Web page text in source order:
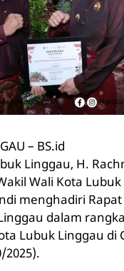
– BS.id
Linggau, H.
Wali Kota
menghadiri
dalam
Lubuk Linggau di
2025).